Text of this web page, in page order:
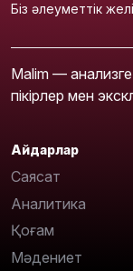
Біз әлеуметтік
Malim —
пікірлер мен
Айдарлар
Саясат
Аналитика
Қоғам
Мәдениет